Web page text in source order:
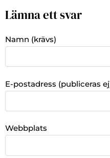
Lämna ett svar
Namn (krävs)
E-postadress (publiceras
Webbplats